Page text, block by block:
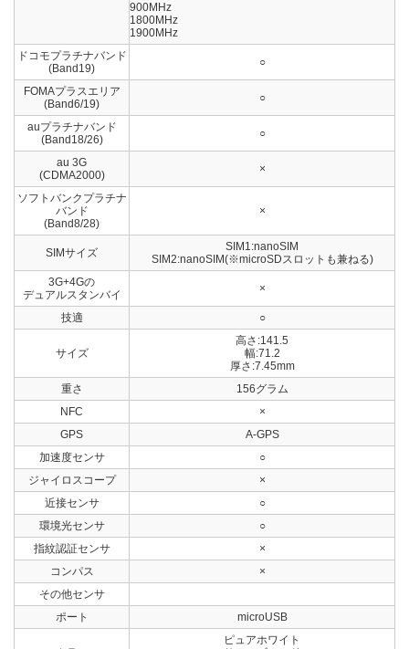
900MHz
1800MHz
1900MHz
ドコモプラチナバンド
(Band19)
○
FOMAプラスエリア
(Band6/19)
○
auプラチナバンド
(Band18/26)
○
au 3G
(CDMA2000)
×
ソフトバンクプラチナ
バンド
(Band8/28)
×
SIMサイズ
SIM1:nanoSIM
SIM2:nanoSIM(※microSDスロットも兼ねる)
3G+4Gの
デュアルスタンバイ
×
技適 ○
サイズ
高さ:141.5
幅:71.2
厚さ:7.45mm
重さ
156グラム
NFC
×
GPS
A-GPS
加速度センサ
○
ジャイロスコープ
×
近接センサ
○
環境光センサ
○
指紋認証センサ
×
コンパス
×
その他センサ
ポート
microUSB
ピュアホワイト